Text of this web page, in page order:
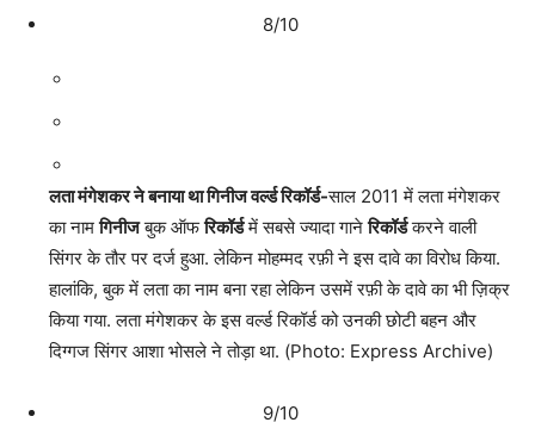
8/10
लता मंगेशकर ने बनाया था गिनीज वर्ल्ड रिकॉर्ड-साल 2011 में लता मंगेशकर
का नामगिनीजबुक ऑफरिकॉर्डमें सबसे ज्यादा गानेरिकॉर्डकरने वाली
सिंगर के तौर पर दर्ज हुआ. लेकिन मोहम्मद रफ़ी ने इस दावे का विरोध किया.
हालांकि, बुक में लता का नाम बना रहा लेकिन उसमें रफ़ी के दावे का भी ज़िक्र
किया गया. लता मंगेशकर के इस वर्ल्ड रिकॉर्ड को उनकी छोटी बहन और
दिग्गज सिंगर आशा भोसले ने तोड़ा था. (Photo: Express Archive)
9/10